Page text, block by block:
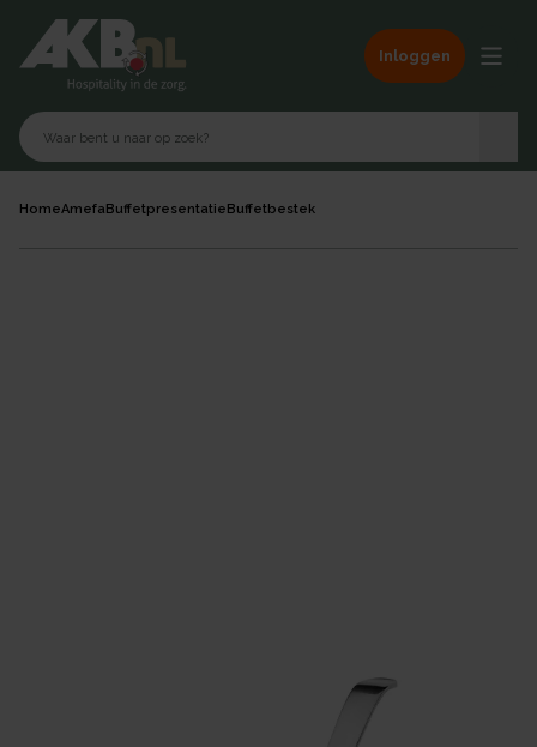
Inloggen
HomeAmefa Buffetpresentatie Buffetbestek